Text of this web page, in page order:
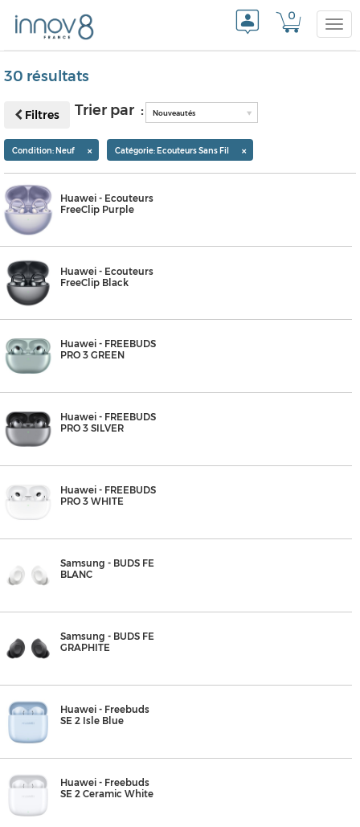
0
30 résultats
Filtres Trier par : Nouveautés
Condition: Neuf × Catégorie: Ecouteurs Sans Fil ×
Huawei - Ecouteurs
FreeClip Purple
Huawei - Ecouteurs
FreeClip Black
Huawei - FREEBUDS
PRO 3 GREEN
Huawei - FREEBUDS
PRO 3 SILVER
Huawei - FREEBUDS
PRO 3 WHITE
Samsung - BUDS FE
BLANC
Samsung - BUDS FE
GRAPHITE
Huawei - Freebuds
SE 2 Isle Blue
Huawei - Freebuds
SE 2 Ceramic White